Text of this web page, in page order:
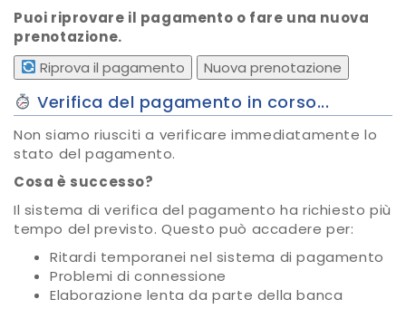
Puoi riprovare il pagamento o fare una nuova
prenotazione.
Riprova il pagamento
Nuova prenotazione
Verifica del pagamento in corso...
Non siamo riusciti a verificare immediatamente lo
stato del pagamento.
Cosa è successo?
Il sistema di verifica del pagamento ha richiesto più
tempo del previsto. Questo può accadere per:
Ritardi temporanei nel sistema di pagamento
Problemi di connessione
Elaborazione lenta da parte della banca